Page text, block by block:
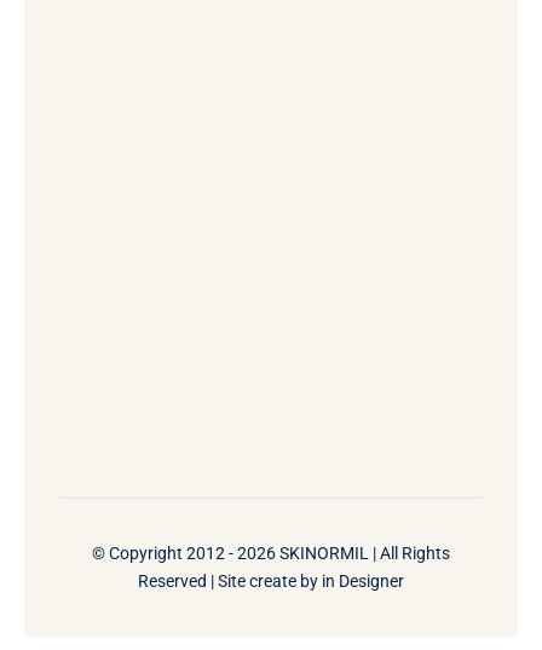
© Copyright 2012 - 2026 SKINORMIL | All Rights
Reserved | Site create by in Designer